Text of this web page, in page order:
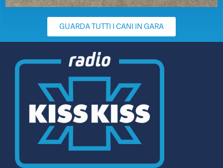
GUARDA TUTTI I CANI IN GARA